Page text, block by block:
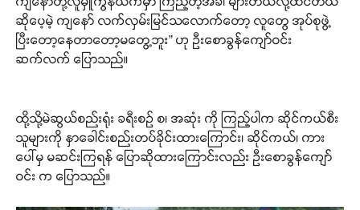
ဆိုပေ့မဲ့ ကျနော် လက်လှမ်းမြင်သလောက်တော့ လူတွေ အုပ်စုဖွဲ့
ပြီးေတော့နေတာတော့မတွေ့ဘူး” ဟု ဦးစောခွန်ကျော်ဝင်း
ဆက်လက် ပြောသည်။
ထို့သို့မဲဆွယ်စည်းရုံး ခရီးစဉ် စ၊ အဆုံး ကို ကြည့်ပါက ဆိုင်ကယ်စီး
သူများကို နှာခေါင်းစည်းတပ်ခိုင်းထားကြောင်း၊ ဆိုင်ကယ်၊ ကား
ပေါ်မှ မဆင်းကြရန် ပြောဆိုထားကြောင်းလည်း ဦးစောခွန်ကျော်
ဝင်း က ပြောသည်။